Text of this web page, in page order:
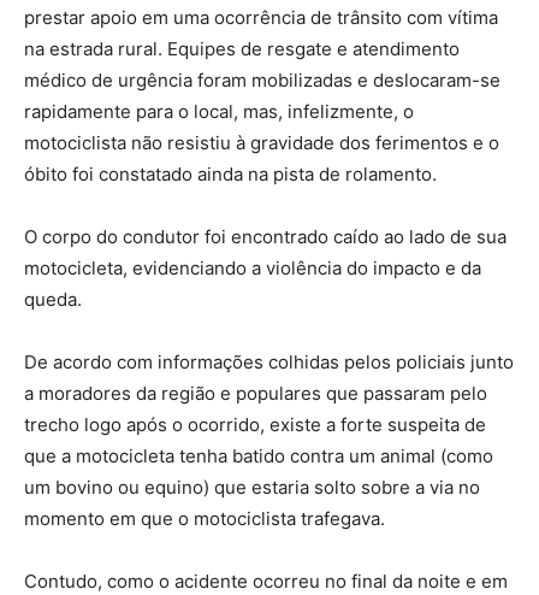
prestar apoio em uma ocorrência de trânsito com vítima
na estrada rural. Equipes de resgate e atendimento
médico de urgência foram mobilizadas e deslocaram-se
rapidamente para o local, mas, infelizmente, o
motociclista não resistiu à gravidade dos ferimentos e o
óbito foi constatado ainda na pista de rolamento.
O corpo do condutor foi encontrado caído ao lado de sua
motocicleta, evidenciando a violência do impacto e da
queda.
De acordo com informações colhidas pelos policiais junto
a moradores da região e populares que passaram pelo
trecho logo após o ocorrido, existe a forte suspeita de
que a motocicleta tenha batido contra um animal (como
um bovino ou equino) que estaria solto sobre a via no
momento em que o motociclista trafegava.
Contudo, como o acidente ocorreu no final da noite e em